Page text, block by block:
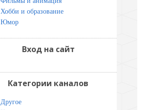
Хобби и образование
Юмор
Вход на сайт
Категории каналов
Другое